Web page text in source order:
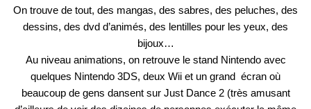
On trouve de tout, des mangas, des sabres, des peluches, des
dessins, des dvd d’animés, des lentilles pour les yeux, des
bijoux…
Au niveau animations, on retrouve le stand Nintendo avec
quelques Nintendo 3DS, deux Wii et un grand écran où
beaucoup de gens dansent sur Just Dance 2 (très amusant